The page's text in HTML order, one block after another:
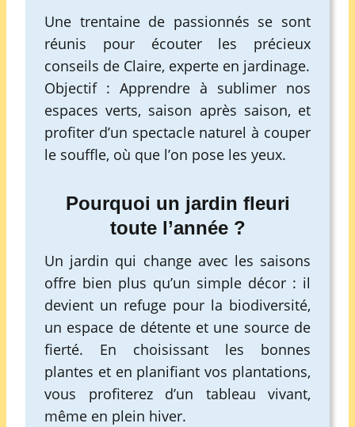
Une trentaine de passionnés se sont
réunis pour écouter les précieux
conseils de Claire, experte en jardinage.
Objectif : Apprendre à sublimer nos
espaces verts, saison après saison, et
profiter d’un spectacle naturel à couper
le souffle, où que l’on pose les yeux.
Pourquoi un jardin fleuri
toute l’année ?
Un jardin qui change avec les saisons
offre bien plus qu’un simple décor : il
devient un refuge pour la biodiversité,
un espace de détente et une source de
fierté. En choisissant les bonnes
plantes et en planifiant vos plantations,
vous profiterez d’un tableau vivant,
même en plein hiver.